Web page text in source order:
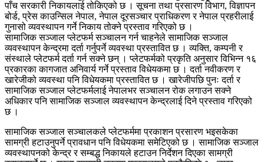
पाँच सरकारी निकायलाई तोकिएको छ । सूचना तथा प्रसारण विभाग, विज्ञापन
बोर्ड, प्रेस काउन्सिल नेपाल, नेपाल दूरसञ्चार प्राधिकरण र नेपाल प्रहरीलाई
गुनासो व्यवस्थापन गर्ने निकाय तोक्ने प्रस्ताव गरिएको छ ।
सामाजिक सञ्जाल प्लेटफर्म सञ्चालन गर्न चाहनेले सामाजिक सञ्जाल
व्यवस्थापन केन्द्रमा दर्ता गर्नुपर्ने व्यवस्था प्रस्तावित छ । व्यक्ति, कम्पनी र
संस्थाले प्लेटफर्म दर्ता गर्न सक्ने छन् । प्लेटफर्मको प्रकृति अनुसार विभिन्न १६
प्रकारका कागजात अनिवार्य गर्ने प्रस्ताव विधेयकमा छ । दर्ता नवीकरण र
खारेजीको व्यवस्था पनि विधेयकमा प्रस्तावित छ । खारेजीपछि पुनः दर्ता र
सामाजिक सञ्जाल प्लेटफर्मलाई नेपालभर सञ्चालन रोक लगाउन सक्ने
अधिकार पनि सामाजिक सञ्जाल व्यवस्थापन केन्द्रलाई दिने प्रस्ताव गरिएको
छ ।
सामाजिक सञ्जाल सञ्चालकले प्लेटफर्ममा प्रकाशन प्रसारण भइसकेका
सामग्री हटाउनुपर्ने प्रावधान पनि विधेयकमा समेटिएको छ । सामाजिक सञ्जाल
व्यवस्थापनको केन्द्र र सम्बद्ध निकायले हटाउन निर्देशन दिएका सामग्री